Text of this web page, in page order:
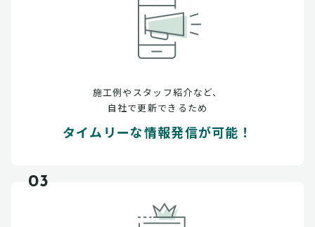
施工例やスタッフ紹介など、
自社で更新できるため
タイムリーな情報発信が可能！
03